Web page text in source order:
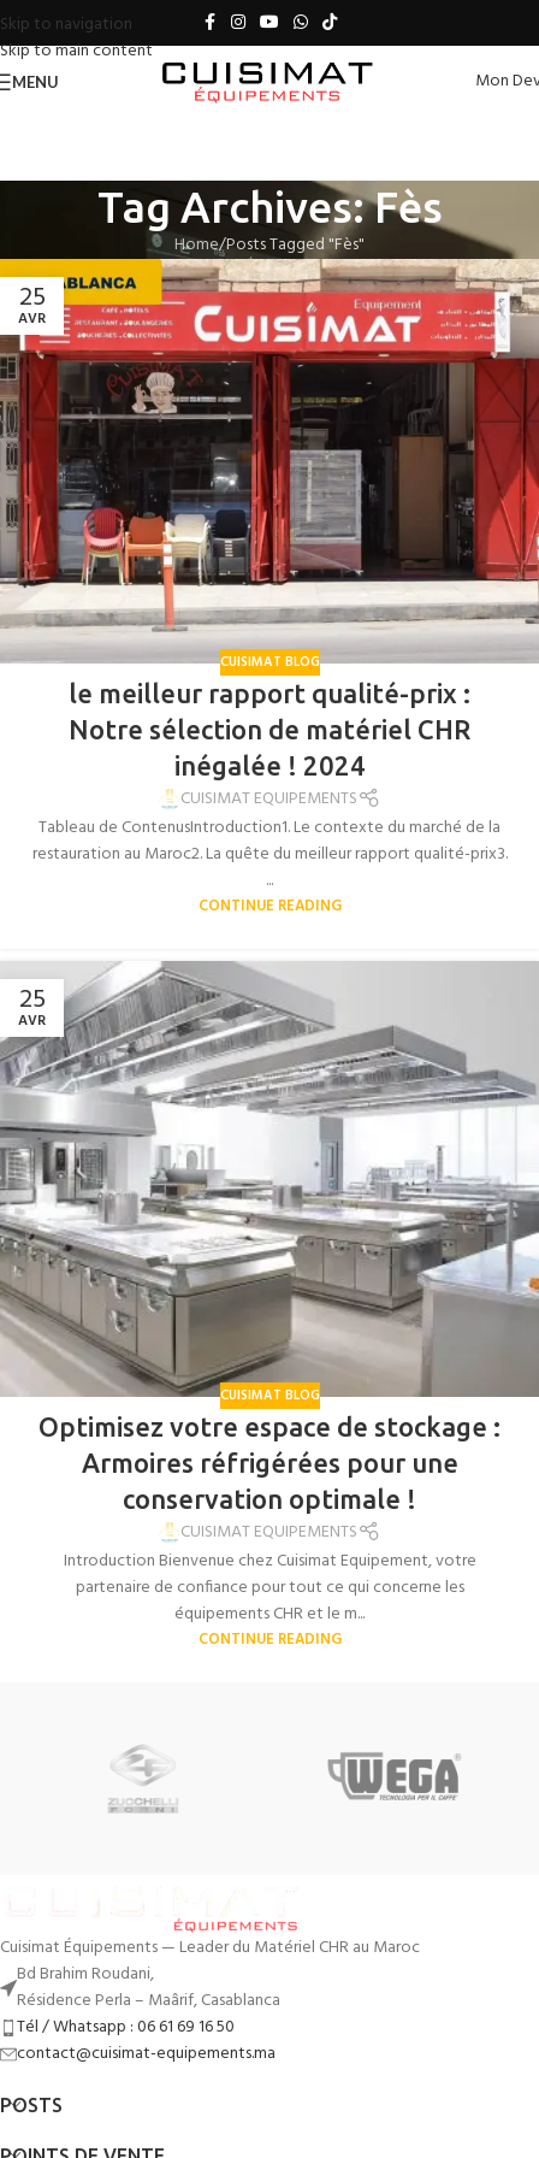
Skip to navigation
Skip to main content
MENU Mon
Tag Archives: Fès
Home Posts Tagged "Fès"
25
AVR
CUISIMAT BLOG
le meilleur rapport qualité-prix :
Notre sélection de matériel CHR
inégalée ! 2024
CUISIMAT EQUIPEMENTS
Tableau de ContenusIntroduction1. Le contexte du marché de la
restauration au Maroc2. La quête du meilleur rapport qualité-prix3.
...
CONTINUE READING
25
AVR
CUISIMAT BLOG
Optimisez votre espace de stockage :
Armoires réfrigérées pour une
conservation optimale !
CUISIMAT EQUIPEMENTS
Introduction Bienvenue chez Cuisimat Equipement, votre
partenaire de confiance pour tout ce qui concerne les
équipements CHR et le m...
CONTINUE READING
Cuisimat Équipements — Leader du Matériel CHR au Maroc
Bd Brahim Roudani,
Résidence Perla – Maârif, Casablanca
Tél / Whatsapp : 06 61 69 16 50
contact@cuisimat-equipements.ma
POSTS